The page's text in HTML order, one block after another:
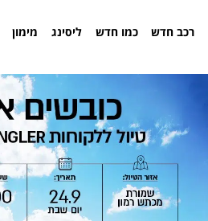
רכב חדש כמו חדש ליסינג מימון